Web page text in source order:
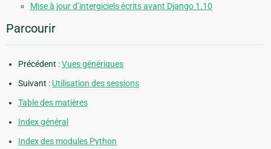
Mise à jour d’intergiciels écrits avant Django 1.10
Parcourir
Précédent :Vues génériques
Suivant : Utilisation des sessions
Table des matières
Index général
Index des modules Python